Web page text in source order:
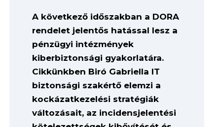
A következő időszakban a DORA
rendelet jelentős hatással lesz a
pénzügyi intézmények
kiberbiztonsági gyakorlatára.
Cikkünkben Biró Gabriella IT
biztonsági szakértő elemzi a
kockázatkezelési stratégiák
változásait, az incidensjelentési